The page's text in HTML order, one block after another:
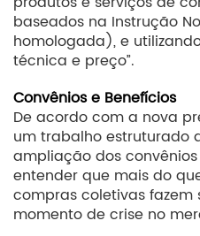
baseados na Instrução
homologada), e
técnica e preço”.
Convênios e Benefícios
De acordo com a nova
um trabalho estruturado
ampliação dos
entender que mais do
compras coletivas
momento de crise no